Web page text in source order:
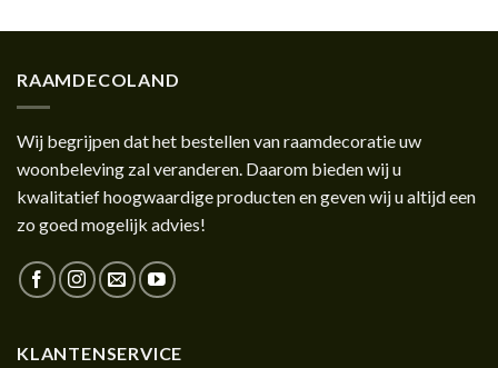
RAAMDECOLAND
Wij begrijpen dat het bestellen van raamdecoratie uw
woonbeleving zal veranderen. Daarom bieden wij u
kwalitatief hoogwaardige producten en geven wij u altijd een
zo goed mogelijk advies!
KLANTENSERVICE